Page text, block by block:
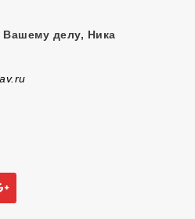
делу, Ника